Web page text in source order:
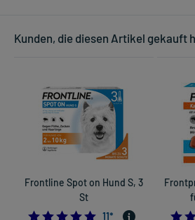
Kunden, die diesen Artikel gekauft
Frontline Spot on Hund S, 3
St
5.0
11*